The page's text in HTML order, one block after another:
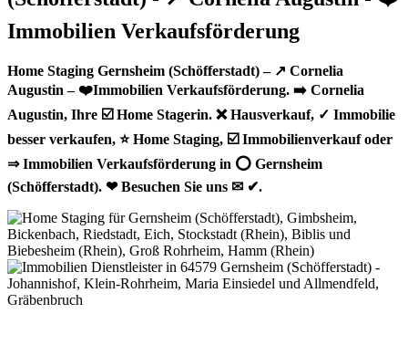
Home Staging Gernsheim (Schöfferstadt) – ↗️ Cornelia
Augustin – ❤️Immobilien Verkaufsförderung. ➡️ Cornelia
Augustin, Ihre ☑️ Home Stagerin. ❌ Hausverkauf, ✓ Immobilie
besser verkaufen, ⭐ Home Staging, ☑️ Immobilienverkauf oder
⇒ Immobilien Verkaufsförderung in ⭕ Gernsheim
(Schöfferstadt). ❤ Besuchen Sie uns ✉ ✔.